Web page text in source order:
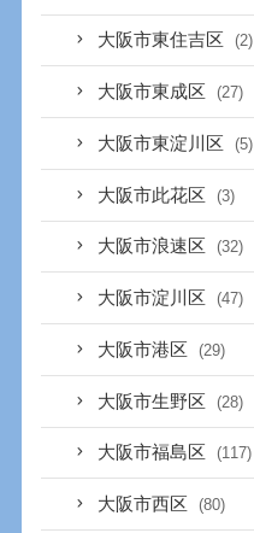
大阪市東住吉区 (2)
大阪市東成区 (27)
大阪市東淀川区 (5)
大阪市此花区 (3)
大阪市浪速区 (32)
大阪市淀川区 (47)
大阪市港区 (29)
大阪市生野区 (28)
大阪市福島区 (117)
大阪市西区 (80)